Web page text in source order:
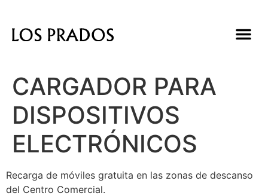
CARGADOR PARA
DISPOSITIVOS
ELECTRÓNICOS
Recarga de móviles gratuita en las zonas de descanso
del Centro Comercial.